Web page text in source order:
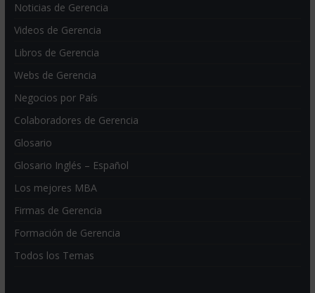
Noticias de Gerencia
Videos de Gerencia
Libros de Gerencia
Webs de Gerencia
Negocios por País
Colaboradores de Gerencia
Glosario
Glosario Inglés – Español
Los mejores MBA
Firmas de Gerencia
Formación de Gerencia
Todos los Temas